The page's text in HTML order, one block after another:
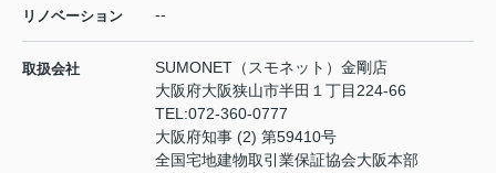
リノベーション --
取扱会社
SUMONET（スモネット）金剛店
大阪府大阪狭山市半田１丁目224-66
TEL:072-360-0777
大阪府知事 (2) 第59410号
全国宅地建物取引業保証協会大阪本部